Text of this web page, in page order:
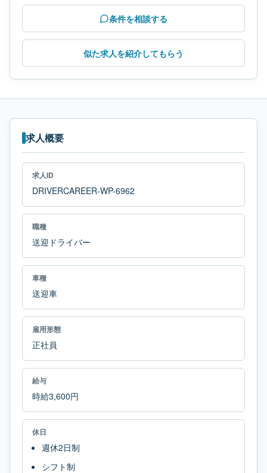
条件を相談する
似た求人を紹介してもらう
求人概要
求人ID
DRIVERCAREER-WP-6962
職種
送迎ドライバー
車種
送迎車
雇用形態
正社員
給与
時給3,600円
休日
週休2日制
シフト制